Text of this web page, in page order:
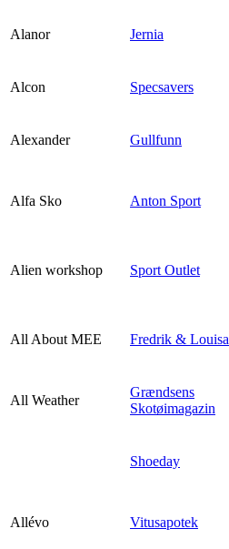
Alanor Jernia
Alcon Specsavers
Alexander Gullfunn
Alfa Sko Anton Sport
Alien workshop Sport Outlet
All About MEE Fredrik & Louisa
All Weather
Grændsens
Skotøimagazin
Shoeday
Allévo Vitusapotek